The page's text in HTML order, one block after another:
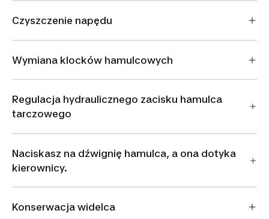
Czyszczenie napędu
Wymiana klocków hamulcowych
Regulacja hydraulicznego zacisku hamulca
tarczowego
Naciskasz na dźwignię hamulca, a ona dotyka
kierownicy.
Konserwacja widelca